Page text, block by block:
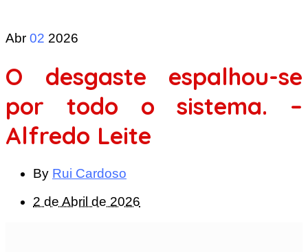
Abr 02 2026
O desgaste espalhou-se
por todo o sistema. –
Alfredo Leite
By Rui Cardoso
2 de Abril de 2026